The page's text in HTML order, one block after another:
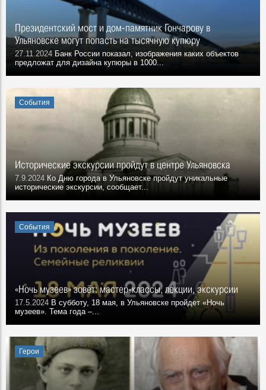
Президентский мост и дом-памятник Гончарову в
Ульяновске могут попасть на тысячную купюру
27.11.2024 Банк России показал, изображения каких объектов
предложат для дизайна купюры в 1000...
События
Исторические экскурсии пройдут в центре Ульяновска
7.9.2024 Ко Дню города в Ульяновске пройдут уникальные
исторические экскурсии, сообщает...
События
«Ночь музеев» зовёт: мастер-классы, лекции, экскурсии
17.5.2024 В субботу, 18 мая, в Ульяновске пройдет «Ночь
музеев». Тема года –...
Герои